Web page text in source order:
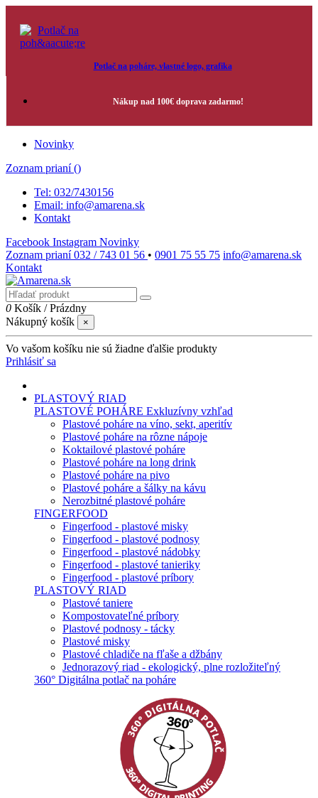
Potlač na poháre, vlastné logo, grafika
Nákup nad 100€ doprava zadarmo!
Novinky
Zoznam prianí ()
Tel: 032/7430156
Email: info@amarena.sk
Kontakt
Facebook Instagram Novinky
Zoznam prianí 032 / 743 01 56 • 0901 75 55 75 info@amarena.sk
Kontakt
0 Košík /Prázdny
Nákupný košík
×
Vo vašom košíku nie sú žiadne ďalšie produkty
Prihlásiť sa
PLASTOVÝ RIAD
PLASTOVÉ POHÁRE Exkluzívny vzhľad
Plastové poháre na víno, sekt, aperitív
Plastové poháre na rôzne nápoje
Koktailové plastové poháre
Plastové poháre na long drink
Plastové poháre na pivo
Plastové poháre a šálky na kávu
Nerozbitné plastové poháre
FINGERFOOD
Fingerfood - plastové misky
Fingerfood - plastové podnosy
Fingerfood - plastové nádobky
Fingerfood - plastové tanieriky
Fingerfood - plastové príbory
PLASTOVÝ RIAD
Plastové taniere
Kompostovateľné príbory
Plastové podnosy - tácky
Plastové misky
Plastové chladiče na fľaše a džbány
Jednorazový riad - ekologický, plne rozložiteľný
360° Digitálna potlač na poháre